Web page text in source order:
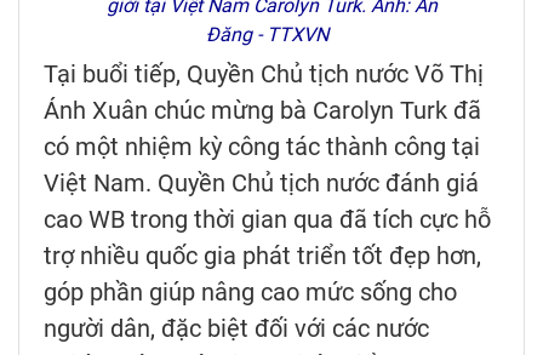
giới tại Việt Nam Carolyn Turk. Ảnh: An
Đăng - TTXVN
Tại buổi tiếp, Quyền Chủ tịch nước Võ Thị
Ánh Xuân chúc mừng bà Carolyn Turk đã
có một nhiệm kỳ công tác thành công tại
Việt Nam. Quyền Chủ tịch nước đánh giá
cao WB trong thời gian qua đã tích cực hỗ
trợ nhiều quốc gia phát triển tốt đẹp hơn,
góp phần giúp nâng cao mức sống cho
người dân, đặc biệt đối với các nước